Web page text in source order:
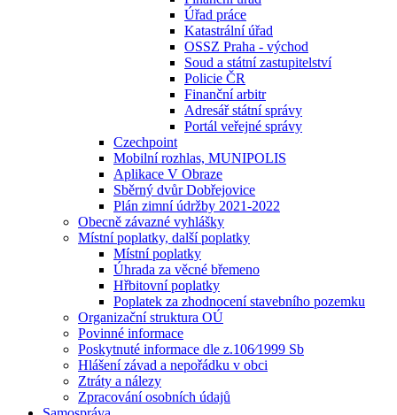
Úřad práce
Katastrální úřad
OSSZ Praha - východ
Soud a státní zastupitelství
Policie ČR
Finanční arbitr
Adresář státní správy
Portál veřejné správy
Czechpoint
Mobilní rozhlas, MUNIPOLIS
Aplikace V Obraze
Sběrný dvůr Dobřejovice
Plán zimní údržby 2021-2022
Obecně závazné vyhlášky
Místní poplatky, další poplatky
Místní poplatky
Úhrada za věcné břemeno
Hřbitovní poplatky
Poplatek za zhodnocení stavebního pozemku
Organizační struktura OÚ
Povinné informace
Poskytnuté informace dle z.106⁄1999 Sb
Hlášení závad a nepořádku v obci
Ztráty a nálezy
Zpracování osobních údajů